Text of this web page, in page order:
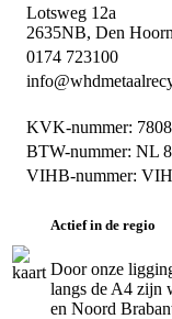
Lotsweg 12a
2635NB, Den Hoorn
0174 723100
KVK-nummer:
BTW-nummer: NL
VIHB-nummer:
Actief in de regio
Door onze
langs de A4 zijn
en Noord